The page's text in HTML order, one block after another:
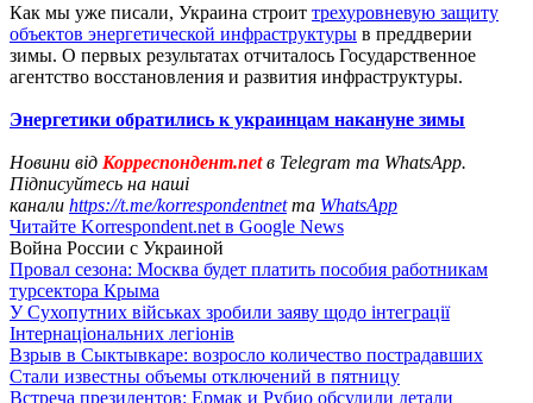
Как мы уже писали, Украина строит трехуровневую защиту
объектов энергетической инфраструктуры в преддверии
зимы. О первых результатах отчиталось Государственное
агентство восстановления и развития инфраструктуры.
Энергетики обратились к украинцам накануне зимы
Новини від Корреспондент.netв Telegram та WhatsApp.
Підписуйтесь на наші
канали https://t.me/korrespondentnetта WhatsApp
Читайте Korrespondent.net в Google News
Война России с Украиной
Провал сезона: Москва будет платить пособия работникам
турсектора Крыма
У Сухопутних військах зробили заяву щодо інтеграції
Інтернаціональних легіонів
Взрыв в Сыктывкаре: возросло количество пострадавших
Стали известны объемы отключений в пятницу
Встреча президентов: Ермак и Рубио обсудили детали